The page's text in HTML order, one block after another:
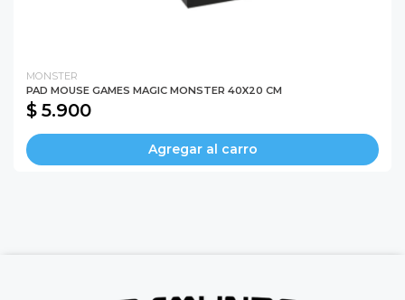
MONSTER
PAD MOUSE GAMES MAGIC MONSTER 40X20 CM
$ 5.900
Agregar al carro